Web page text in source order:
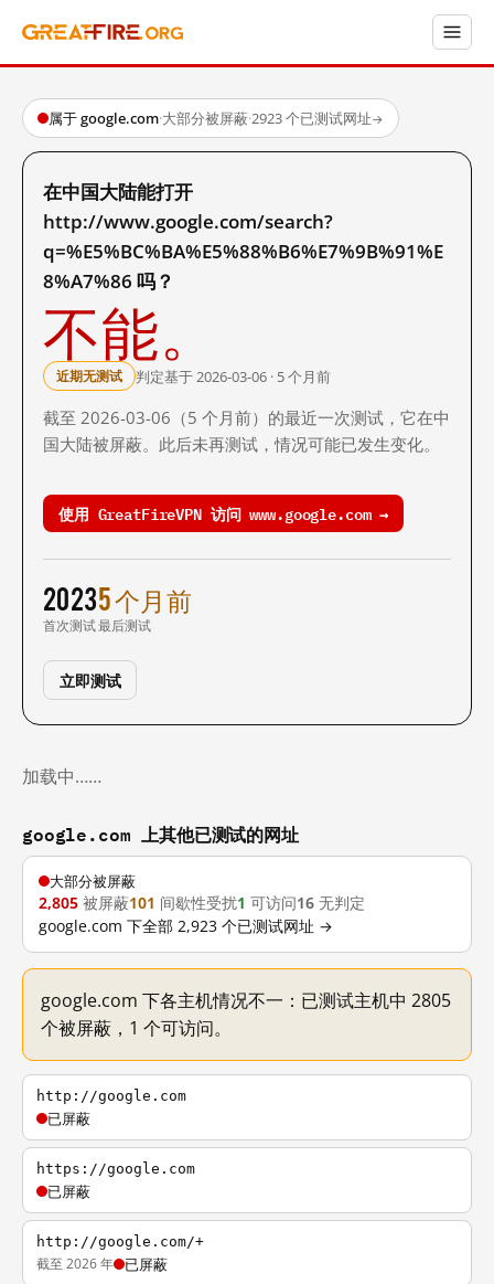
属于 google.com·大部分被屏蔽·2923 个已测试网址→
在中国大陆能打开
http://www.google.com/search?
q=%E5%BC%BA%E5%88%B6%E7%9B%91%E
8%A7%86 吗？
不能。
近期无测试 判定基于 2026-03-06 · 5 个月前
截至 2026-03-06（5 个月前）的最近一次测试，它在中
国大陆被屏蔽。此后未再测试，情况可能已发生变化。
使用 GreatFireVPN 访问 www.google.com →
2023
首次测试
5 个月前
最后测试
立即测试
加载中……
google.com 上其他已测试的网址
大部分被屏蔽
2,805 被屏蔽101 间歇性受扰1 可访问16 无判定
google.com 下全部 2,923 个已测试网址 →
google.com 下各主机情况不一：已测试主机中 2805
个被屏蔽，1 个可访问。
http://google.com
已屏蔽
https://google.com
已屏蔽
http://google.com/+
截至 2026 年 已屏蔽